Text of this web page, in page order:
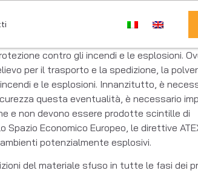
contro gli incendi e le esplosioni.
per il trasporto e la spedizione, la
e le esplosioni. Innanzitutto, è
questa eventualità, è necessario
e non devono essere prodotte scintille di
Economico Europeo, le direttive
potenzialmente esplosivi.
del materiale sfuso in tutte le fasi dei